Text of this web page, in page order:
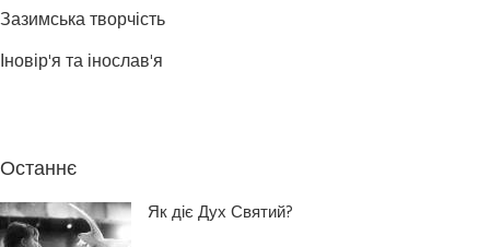
Зазимська творчість
Іновір'я та інослав'я
Останнє
Як діє Дух Святий?